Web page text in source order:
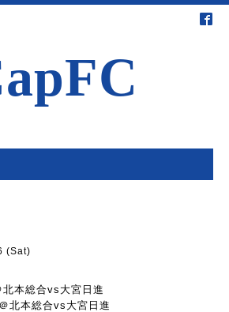
(Sat)
本総合vs大宮日進
北本総合vs大宮日進